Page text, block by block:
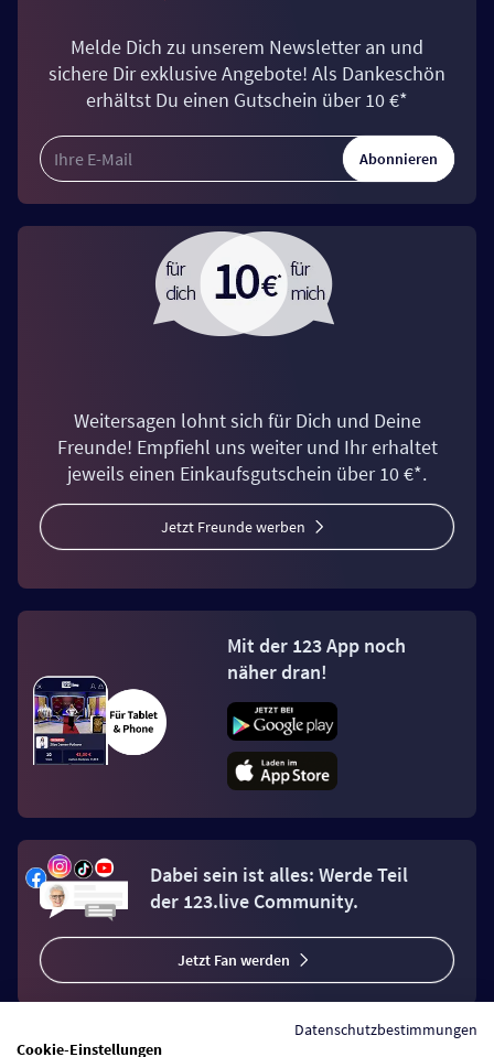
Melde Dich zu unserem Newsletter an und
sichere Dir exklusive Angebote! Als Dankeschön
erhältst Du einen Gutschein über 10 €*
Abonnieren
Weitersagen lohnt sich für Dich und Deine
Freunde! Empfiehl uns weiter und Ihr erhaltet
jeweils einen Einkaufsgutschein über 10 €*.
Jetzt Freunde werben
Mit der 123 App noch
näher dran!
Dabei sein ist alles: Werde Teil
der 123.live Community.
Jetzt Fan werden
Datenschutzbestimmungen
Cookie-Einstellungen